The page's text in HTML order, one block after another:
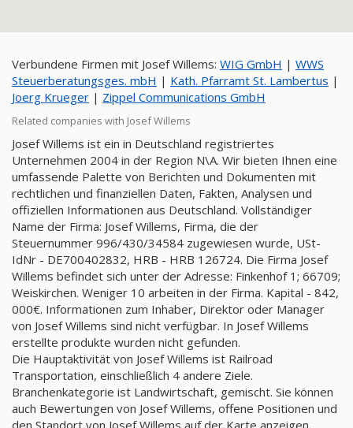
Verbundene Firmen mit Josef Willems: WIG GmbH | WWS
Steuerberatungsges. mbH | Kath. Pfarramt St. Lambertus |
Joerg Krueger | Zippel Communications GmbH
Related companies with Josef Willems
Josef Willems ist ein in Deutschland registriertes
Unternehmen 2004 in der Region N\A. Wir bieten Ihnen eine
umfassende Palette von Berichten und Dokumenten mit
rechtlichen und finanziellen Daten, Fakten, Analysen und
offiziellen Informationen aus Deutschland. Vollständiger
Name der Firma: Josef Willems, Firma, die der
Steuernummer 996/430/34584 zugewiesen wurde, USt-
IdNr - DE700402832, HRB - HRB 126724. Die Firma Josef
Willems befindet sich unter der Adresse: Finkenhof 1; 66709;
Weiskirchen. Weniger 10 arbeiten in der Firma. Kapital - 842,
000€. Informationen zum Inhaber, Direktor oder Manager
von Josef Willems sind nicht verfügbar. In Josef Willems
erstellte produkte wurden nicht gefunden.
Die Hauptaktivität von Josef Willems ist Railroad
Transportation, einschließlich 4 andere Ziele.
Branchenkategorie ist Landwirtschaft, gemischt. Sie können
auch Bewertungen von Josef Willems, offene Positionen und
den Standort von Josef Willems auf der Karte anzeigen.